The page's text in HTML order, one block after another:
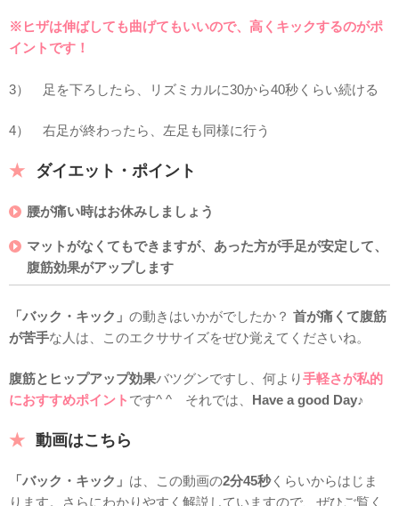
※ヒザは伸ばしても曲げてもいいので、高くキックするのがポ
イントです！
3） 足を下ろしたら、リズミカルに30から40秒くらい続ける
4） 右足が終わったら、左足も同様に行う
ダイエット・ポイント
腰が痛い時はお休みしましょう
マットがなくてもできますが、あった方が手足が安定して、
腹筋効果がアップします
「バック・キック」 の動きはいかがでしたか？ 首が痛くて腹筋
が苦手な人は、このエクササイズをぜひ覚えてくださいね。
腹筋とヒップアップ効果バツグンですし、何より手軽さが私的
におすすめポイント です^ ^ それでは、 Have a good Day♪
動画はこちら
「バック・キック」 は、この動画の2分45秒くらいからはじま
ります。さらにわかりやすく解説していますので、ぜひご覧く